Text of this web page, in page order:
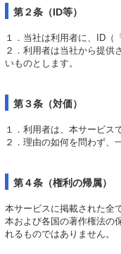
第２条（ID等）
１．当社は利用者に、ID（
２．利用者は当社から提供
いものとします。
第３条（対価）
１．利用者は、本サービス
２．理由の如何を問わず、
第４条（権利の帰属）
本サービスに掲載された全
本および各国の著作権法の
れるものではありません。